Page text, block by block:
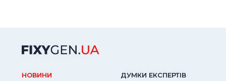
НОВИНИ ДУМКИ ЕКСПЕРТIВ